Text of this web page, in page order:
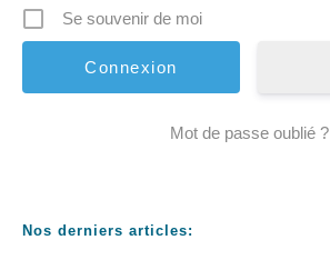
Se souvenir de moi
Mot de passe oublié ?
Nos derniers articles: